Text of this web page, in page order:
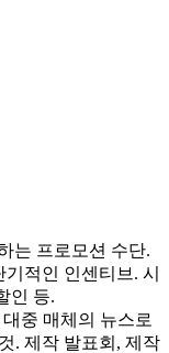
는 프로모션 수단.
적인 인센티브. 시
인 등.
중 매체의 뉴스로
. 제작 발표회, 제작